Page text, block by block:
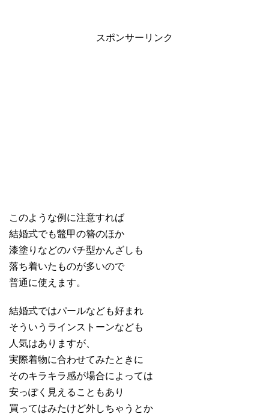
スポンサーリンク
このような例に注意すれば
結婚式でも鼈甲の簪のほか
漆塗りなどのバチ型かんざしも
落ち着いたものが多いので
普通に使えます。
結婚式ではパールなども好まれ
そういうラインストーンなども
人気はありますが、
実際着物に合わせてみたときに
そのキラキラ感が場合によっては
安っぽく見えることもあり
買ってはみたけど外しちゃうとか